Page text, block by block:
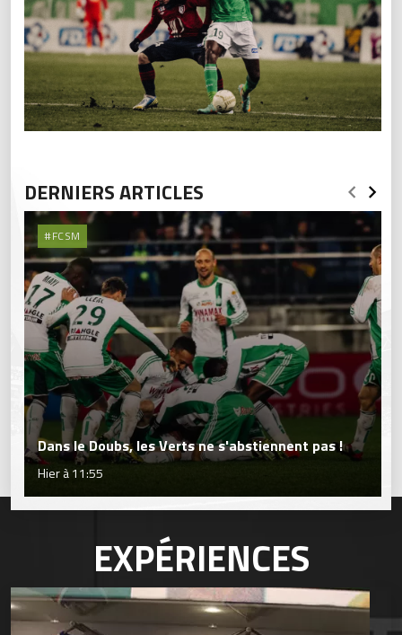
DERNIERS ARTICLES
#FCSM
Dans le Doubs, les Verts ne s'abstiennent pas !
Hier à 11:55
EXPÉRIENCES